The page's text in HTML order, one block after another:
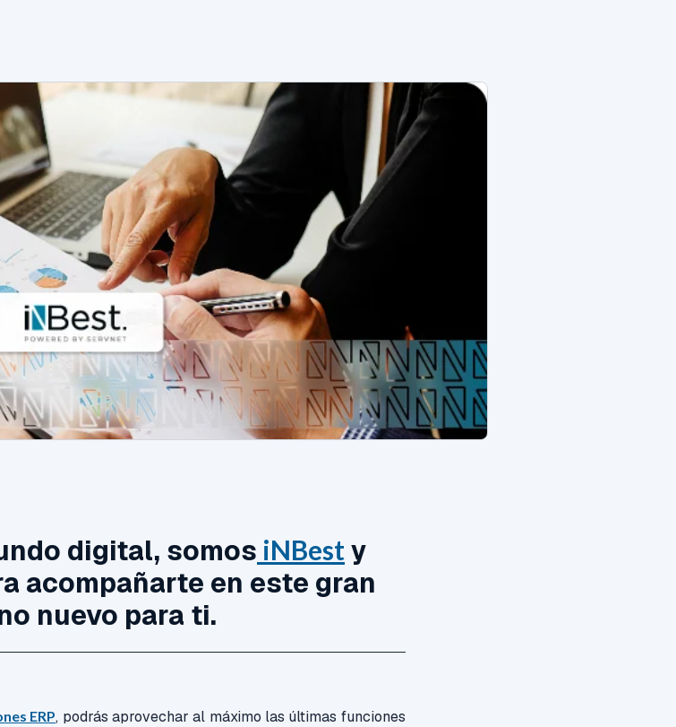
digital, somos iNBest y
acompañarte en este gran
nuevo para ti.
ERP, podrás aprovechar al máximo las últimas funciones